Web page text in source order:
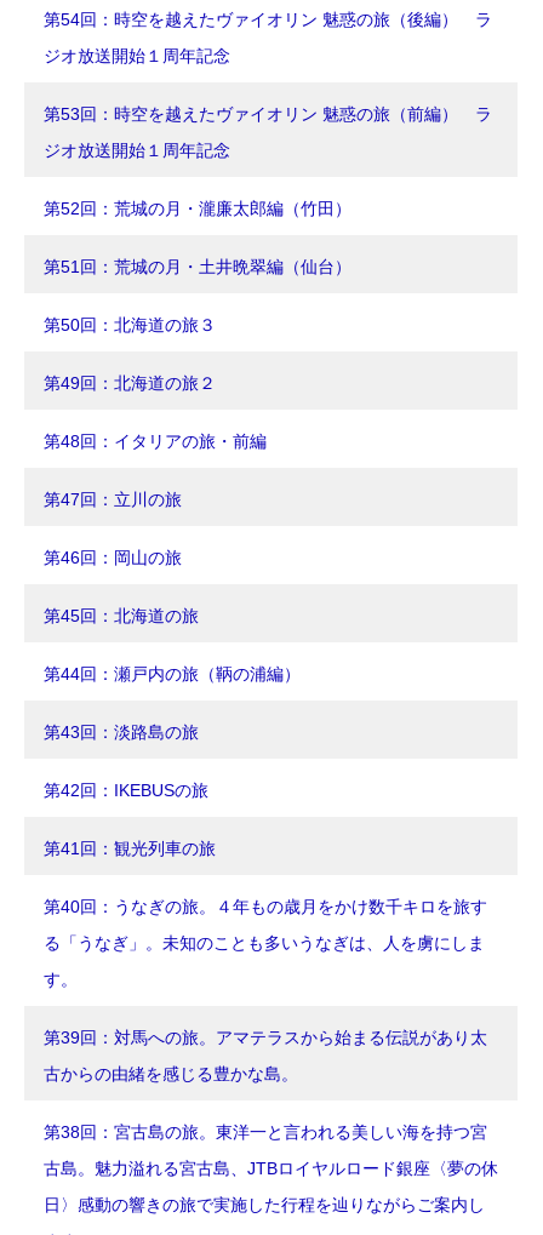
第54回：時空を越えたヴァイオリン 魅惑の旅（後編） ラ
ジオ放送開始１周年記念
第53回：時空を越えたヴァイオリン 魅惑の旅（前編） ラ
ジオ放送開始１周年記念
第52回：荒城の月・瀧廉太郎編（竹田）
第51回：荒城の月・土井晩翠編（仙台）
第50回：北海道の旅３
第49回：北海道の旅２
第48回：イタリアの旅・前編
第47回：立川の旅
第46回：岡山の旅
第45回：北海道の旅
第44回：瀬戸内の旅（鞆の浦編）
第43回：淡路島の旅
第42回：IKEBUSの旅
第41回：観光列車の旅
第40回：うなぎの旅。４年もの歳月をかけ数千キロを旅す
る「うなぎ」。未知のことも多いうなぎは、人を虜にしま
す。
第39回：対馬への旅。アマテラスから始まる伝説があり太
古からの由緒を感じる豊かな島。
第38回：宮古島の旅。東洋一と言われる美しい海を持つ宮
古島。魅力溢れる宮古島、JTBロイヤルロード銀座〈夢の休
日〉感動の響きの旅で実施した行程を辿りながらご案内し